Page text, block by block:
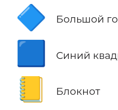
🔷 Большой
🟦 Синий
📒 Блокнот